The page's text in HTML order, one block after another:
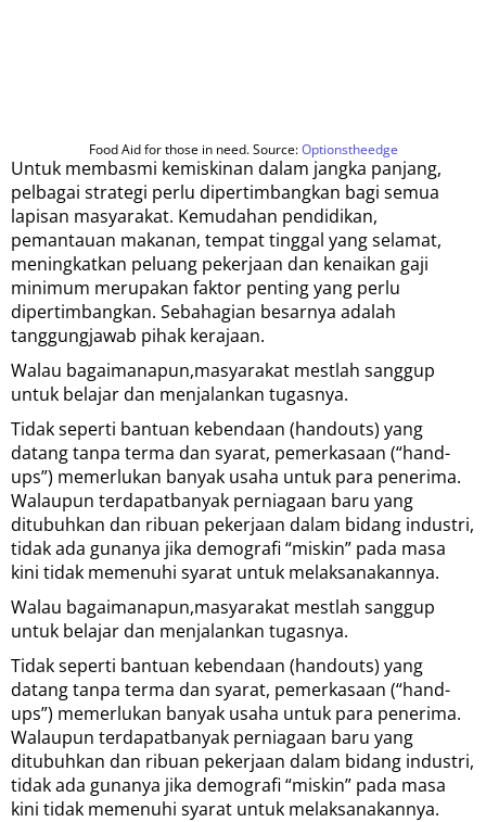
Food Aid for those in need. Source:Optionstheedge
Untuk membasmi kemiskinan dalam jangka panjang,
pelbagai strategi perlu dipertimbangkan bagi semua
lapisan masyarakat. Kemudahan pendidikan,
pemantauan makanan, tempat tinggal yang selamat,
meningkatkan peluang pekerjaan dan kenaikan gaji
minimum merupakan faktor penting yang perlu
dipertimbangkan. Sebahagian besarnya adalah
tanggungjawab pihak kerajaan.
Walau bagaimanapun,masyarakat mestlah sanggup
untuk belajar dan menjalankan tugasnya.
Tidak seperti bantuan kebendaan (handouts) yang
datang tanpa terma dan syarat, pemerkasaan (“hand-
ups”) memerlukan banyak usaha untuk para penerima.
Walaupun terdapatbanyak perniagaan baru yang
ditubuhkan dan ribuan pekerjaan dalam bidang industri,
tidak ada gunanya jika demografi “miskin” pada masa
kini tidak memenuhi syarat untuk melaksanakannya.
Walau bagaimanapun,masyarakat mestlah sanggup
untuk belajar dan menjalankan tugasnya.
Tidak seperti bantuan kebendaan (handouts) yang
datang tanpa terma dan syarat, pemerkasaan (“hand-
ups”) memerlukan banyak usaha untuk para penerima.
Walaupun terdapatbanyak perniagaan baru yang
ditubuhkan dan ribuan pekerjaan dalam bidang industri,
tidak ada gunanya jika demografi “miskin” pada masa
kini tidak memenuhi syarat untuk melaksanakannya.